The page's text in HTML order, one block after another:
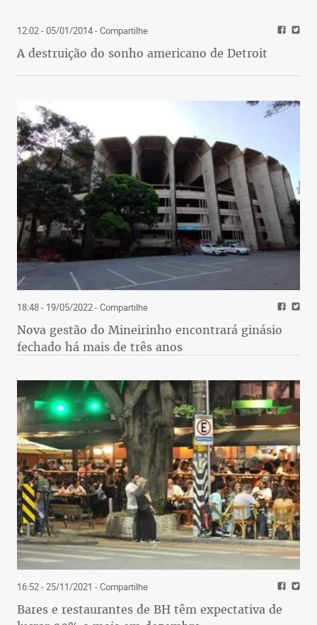
12:02 - 05/01/2014- Compartilhe
A destruição do sonho americano de Detroit
18:48 - 19/05/2022- Compartilhe
Nova gestão do Mineirinho encontrará ginásio
fechado há mais de três anos
16:52 - 25/11/2021 - Compartilhe
Bares e restaurantes de BH têm expectativa de